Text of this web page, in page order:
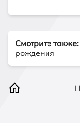
Смотрите также:
рождения